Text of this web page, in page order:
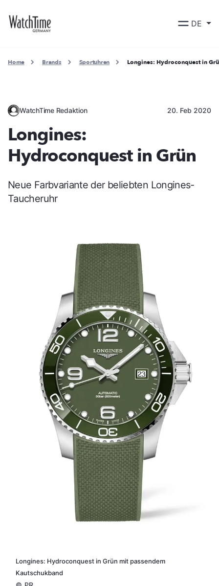
DE
Home Brands Sportuhren Longines: Hydroconquest in
WatchTime Redaktion 20. Feb 2020
Longines:
Hydroconquest in Grün
Neue Farbvariante der beliebten Longines-
Taucheruhr
Longines: Hydroconquest in Grün mit passendem
Kautschukband